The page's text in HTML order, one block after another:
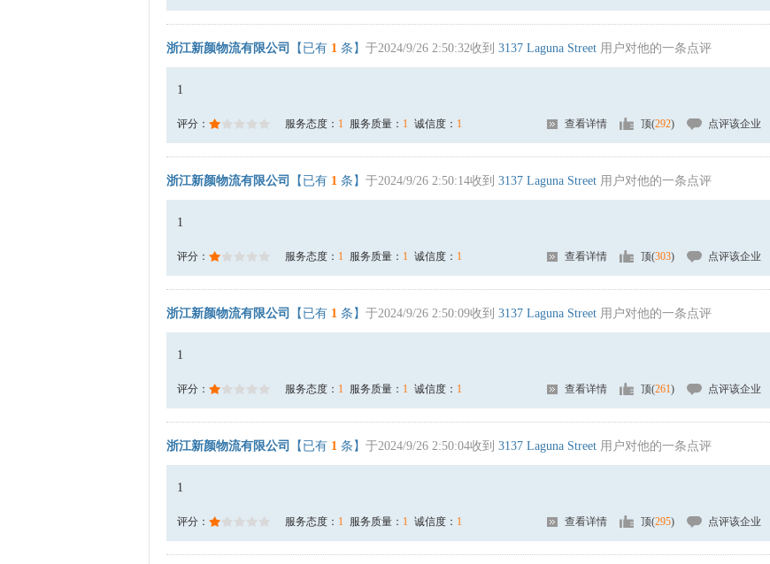
浙江新颜物流有限公司 【已有 1 条】 于2024/9/26 2:50:32收到 3137 Laguna Street 用户对他的一条点评
1
评分： 服务态度： 1 服务质量： 1 诚信度： 1 查看详情 顶(292) 点评该企业
浙江新颜物流有限公司 【已有 1 条】 于2024/9/26 2:50:14收到 3137 Laguna Street 用户对他的一条点评
1
评分： 服务态度： 1 服务质量： 1 诚信度： 1 查看详情 顶(303) 点评该企业
浙江新颜物流有限公司 【已有 1 条】 于2024/9/26 2:50:09收到 3137 Laguna Street 用户对他的一条点评
1
评分： 服务态度： 1 服务质量： 1 诚信度： 1 查看详情 顶(261) 点评该企业
浙江新颜物流有限公司 【已有 1 条】 于2024/9/26 2:50:04收到 3137 Laguna Street 用户对他的一条点评
1
评分： 服务态度： 1 服务质量： 1 诚信度： 1 查看详情 顶(295) 点评该企业